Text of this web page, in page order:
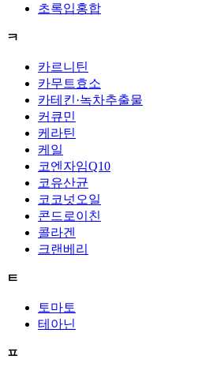
초록입홍합
ㅋ
카르니틴
카무트효소
카테킨·녹차추출물
커큐민
케라틴
케일
코엔자임Q10
코유산균
코코넛오일
콘드로이친
콜라겐
크랜베리
ㅌ
토마토
테아닌
ㅍ